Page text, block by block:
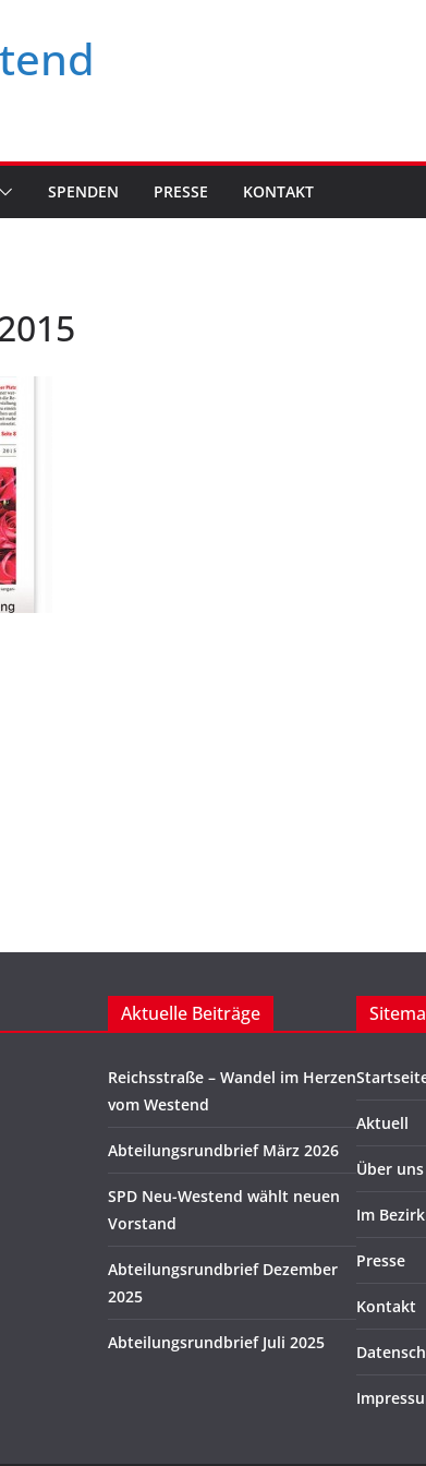
SPENDEN PRESSE KONTAKT
Aktuelle Beiträge
Reichsstraße – Wandel im Herzen
vom Westend
Abteilungsrundbrief März 2026
SPD Neu-Westend wählt neuen
Vorstand
Abteilungsrundbrief Dezember
2025
Abteilungsrundbrief Juli 2025
Aktuell
Über uns
Im Bezirk
Presse
Kontakt